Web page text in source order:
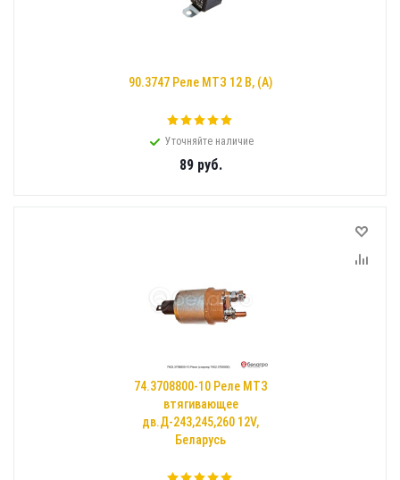
90.3747 Реле МТЗ 12 В, (А)
Уточняйте наличие
89руб.
74.3708800-10 Реле МТЗ
втягивающее
дв.Д-243,245,260 12V,
Беларусь